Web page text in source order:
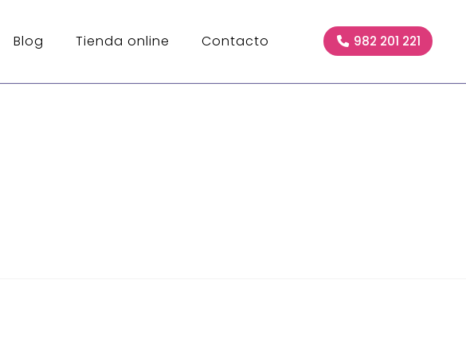
Blog Tienda online Contacto 982 201 221